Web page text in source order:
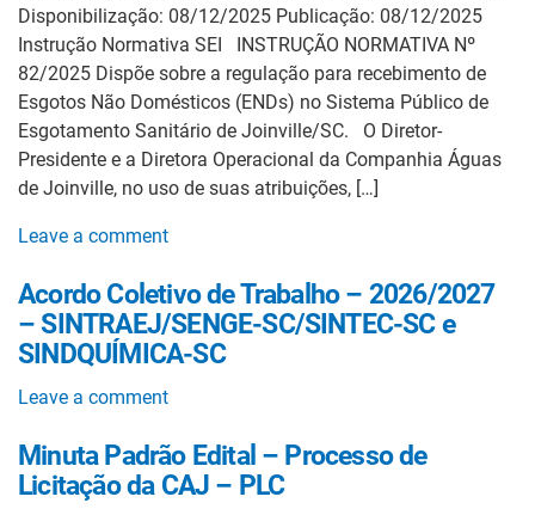
Disponibilização: 08/12/2025 Publicação: 08/12/2025
Instrução Normativa SEI INSTRUÇÃO NORMATIVA Nº
82/2025 Dispõe sobre a regulação para recebimento de
Esgotos Não Domésticos (ENDs) no Sistema Público de
Esgotamento Sanitário de Joinville/SC. O Diretor-
Presidente e a Diretora Operacional da Companhia Águas
de Joinville, no uso de suas atribuições, […]
Leave a comment
Acordo Coletivo de Trabalho – 2026/2027
– SINTRAEJ/SENGE-SC/SINTEC-SC e
SINDQUÍMICA-SC
Leave a comment
Minuta Padrão Edital – Processo de
Licitação da CAJ – PLC